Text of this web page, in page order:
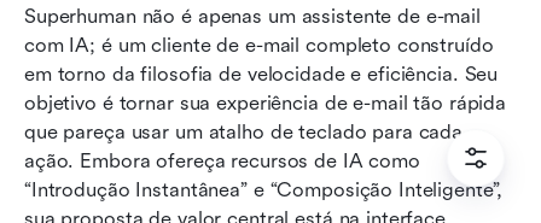
Superhuman não é apenas um assistente de e-mail
com IA; é um cliente de e-mail completo construído
em torno da filosofia de velocidade e eficiência. Seu
objetivo é tornar sua experiência de e-mail tão rápida
que pareça usar um atalho de teclado para cada
ação. Embora ofereça recursos de IA como
“Introdução Instantânea” e “Composição Inteligente”,